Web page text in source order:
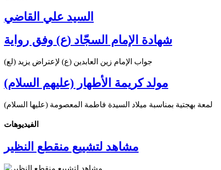
السيد علي القاضي
شهادة الإمام السجّاد (ع) وفق رواية
جواب الإمام زين العابدين (ع) لإعتراض يزيد (لع)
مولد كريمة الأطهار (عليهم السلام)
لمعة بهجتية بمناسبة ميلاد السيدة فاطمة المعصومة (عليها السلام)
الفیدیوهات
مشاهد لتشييع منقطع النظير